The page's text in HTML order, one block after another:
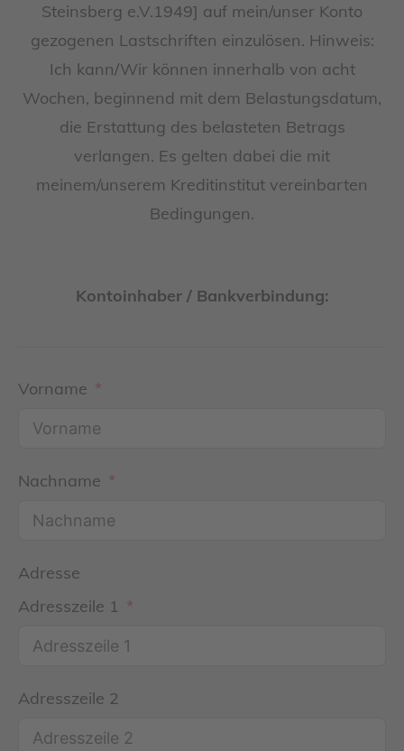
Steinsberg e.V.1949] auf mein/unser Konto
gezogenen Lastschriften einzulösen. Hinweis:
Ich kann/Wir können innerhalb von acht
Wochen, beginnend mit dem Belastungsdatum,
die Erstattung des belasteten Betrags
verlangen. Es gelten dabei die mit
meinem/unserem Kreditinstitut vereinbarten
Bedingungen.
Kontoinhaber / Bankverbindung:
Vorname
Nachname
Adresse
Adresszeile 1
Adresszeile 2